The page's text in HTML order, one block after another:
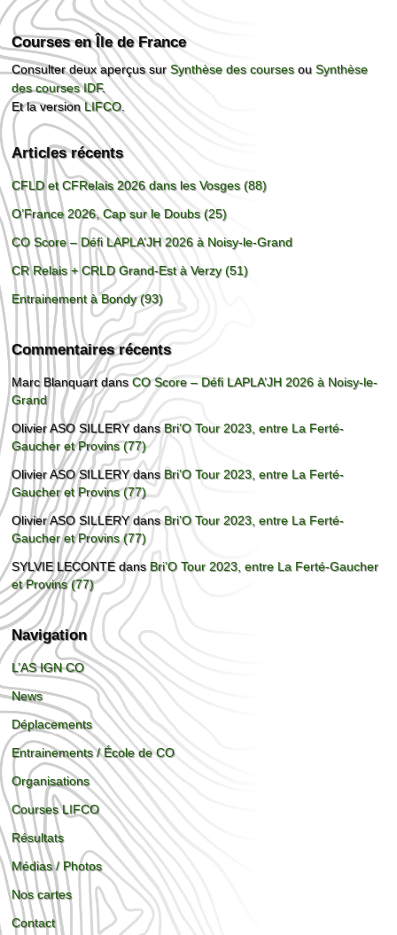
Courses en Île de France
Consulter deux aperçus surSynthèse des coursesouSynthèse
des courses IDF.
Et la versionLIFCO.
Articles récents
CFLD et CFRelais 2026 dans les Vosges (88)
O’France 2026, Cap sur le Doubs (25)
CO Score – Défi LAPLA’JH 2026 à Noisy-le-Grand
CR Relais + CRLD Grand-Est à Verzy (51)
Entrainement à Bondy (93)
Commentaires récents
Marc BlanquartdansCO Score – Défi LAPLA’JH 2026 à Noisy-le-
Grand
Olivier ASO SILLERYdansBri’O Tour 2023, entre La Ferté-
Gaucher et Provins (77)
Olivier ASO SILLERYdansBri’O Tour 2023, entre La Ferté-
Gaucher et Provins (77)
Olivier ASO SILLERYdansBri’O Tour 2023, entre La Ferté-
Gaucher et Provins (77)
SYLVIE LECONTEdansBri’O Tour 2023, entre La Ferté-Gaucher
et Provins (77)
Navigation
L’AS IGN CO
News
Déplacements
Entrainements / École de CO
Organisations
Courses LIFCO
Résultats
Médias / Photos
Nos cartes
Contact